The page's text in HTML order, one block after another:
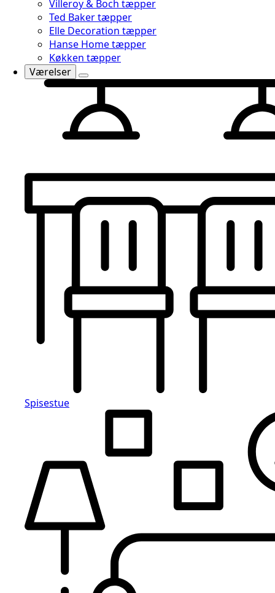
Villeroy & Boch tæpper
Ted Baker tæpper
Elle Decoration tæpper
Hanse Home tæpper
Køkken tæpper
Værelser
Spisestue